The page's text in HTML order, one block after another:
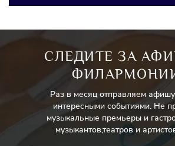
СЛЕДИТЕ ЗА
Раз в месяц отправляем
интересными событиями. Не
музыкальные премьеры и
музыкантов,театров и